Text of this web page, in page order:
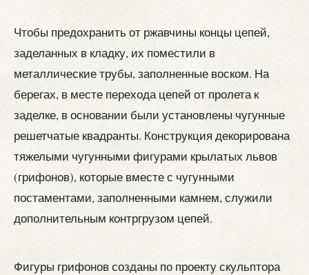
Чтобы предохранить от ржавчины концы цепей,
заделанных в кладку, их поместили в
металлические трубы, заполненные воском. На
берегах, в месте перехода цепей от пролета к
заделке, в основании были установлены чугунные
решетчатые квадранты. Конструкция декорирована
тяжелыми чугунными фигурами крылатых львов
(грифонов), которые вместе с чугунными
постаментами, заполненными камнем, служили
дополнительным контргрузом цепей.
Фигуры грифонов созданы по проекту скульптора